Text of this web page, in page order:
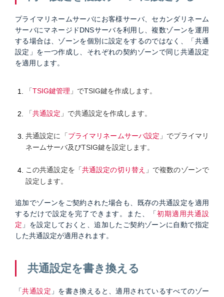
プライマリネームサーバにお客様サーバ、セカンダリネーム
サーバにマネージドDNSサーバを利用し、複数ゾーンを運用
する場合は、ゾーンを個別に設定をするのではなく、「共通
設定」を一つ作成し、それぞれの契約ゾーンで同じ共通設定
を適用します。
「TSIG鍵管理 」でTSIG鍵を作成します。
「共通設定 」で共通設定を作成します。
共通設定に「プライマリネームサーバ設定 」でプライマリ
ネームサーバ及びTSIG鍵を設定します。
この共通設定を「共通設定の切り替え 」で複数のゾーンで
設定します。
追加でゾーンをご契約された場合も、既存の共通設定を適用
するだけで設定を完了できます。また、「初期適用共通設
定 」を設定しておくと、追加したご契約ゾーンに自動で指定
した共通設定が適用されます。
共通設定を書き換える
「共通設定 」を書き換えると、適用されているすべてのゾー